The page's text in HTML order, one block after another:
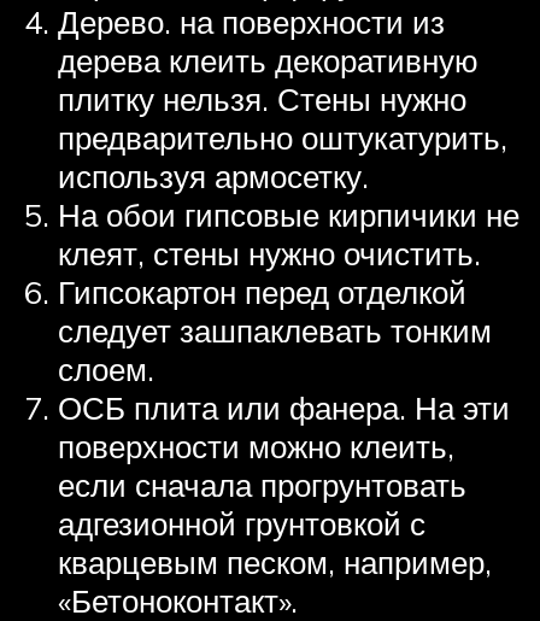
Дерево. на поверхности из
дерева клеить декоративную
плитку нельзя. Стены нужно
предварительно оштукатурить,
используя армосетку.
На обои гипсовые кирпичики не
клеят, стены нужно очистить.
Гипсокартон перед отделкой
следует зашпаклевать тонким
слоем.
ОСБ плита или фанера. На эти
поверхности можно клеить,
если сначала прогрунтовать
адгезионной грунтовкой с
кварцевым песком, например,
«Бетоноконтакт».